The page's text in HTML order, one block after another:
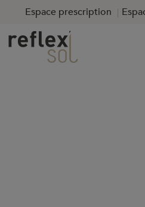
Espace prescription